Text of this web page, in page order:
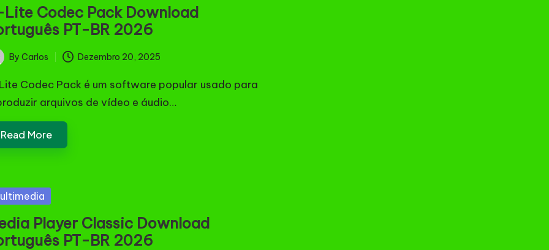
Codec Pack Download
PT-BR 2026
By Carlos Dezembro 20, 2025
Codec Pack é um software popular usado para
arquivos de vídeo e áudio…
Read More
Player Classic Download
PT-BR 2026